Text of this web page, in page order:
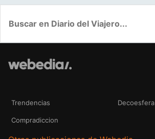
Trendencias Decoesfera
Compradiccion